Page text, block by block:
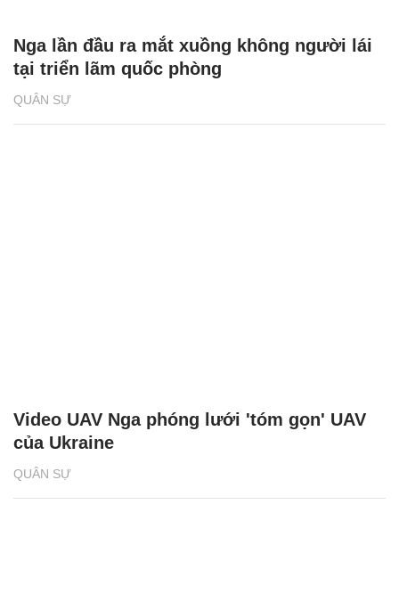
QUÂN SỰ
Nga lần đầu ra mắt xuồng không người lái
tại triển lãm quốc phòng
QUÂN SỰ
Video UAV Nga phóng lưới 'tóm gọn' UAV
của Ukraine